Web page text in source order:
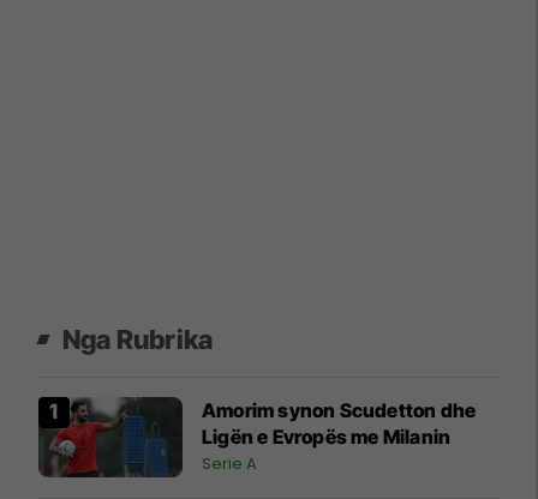
Nga Rubrika
Amorim synon Scudetton dhe
Ligën e Evropës me Milanin
Serie A